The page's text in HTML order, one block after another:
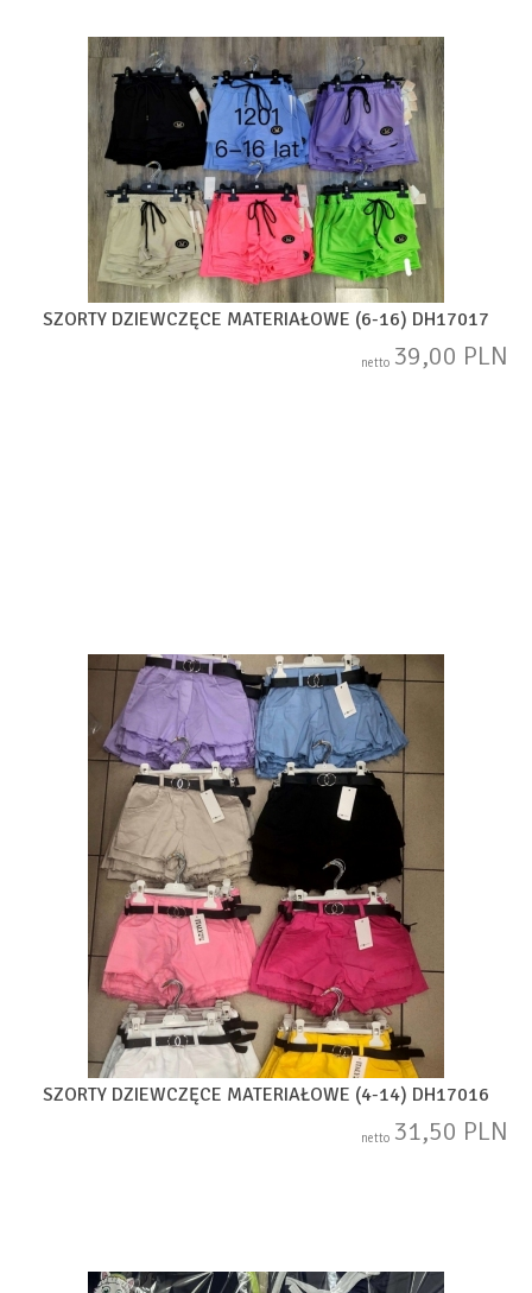
SZORTY DZIEWCZĘCE MATERIAŁOWE (6-16) DH17017
netto 39,00 PLN
SZORTY DZIEWCZĘCE MATERIAŁOWE (4-14) DH17016
netto 31,50 PLN